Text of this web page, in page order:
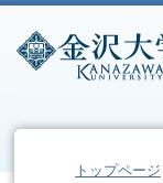
トップページ